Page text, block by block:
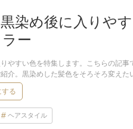
黒染め後に入りや
ー
やすい色を特集します。こちらの記
介。黒染めした髪色をそろそろ変えた
する
ヘアスタイル